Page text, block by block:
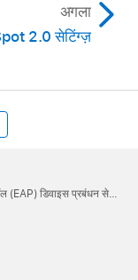
अगला
2.0 सेटिंग्ज़
डिवाइस प्रबंधन सेटिंग्ज़